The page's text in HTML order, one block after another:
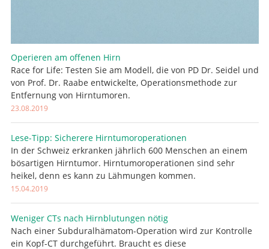
Operieren am offenen Hirn
Race for Life: Testen Sie am Modell, die von PD Dr. Seidel und
von Prof. Dr. Raabe entwickelte, Operationsmethode zur
Entfernung von Hirntumoren.
23.08.2019
Lese-Tipp: Sicherere Hirntumoroperationen
In der Schweiz erkranken jährlich 600 Menschen an einem
bösartigen Hirntumor. Hirntumoroperationen sind sehr
heikel, denn es kann zu Lähmungen kommen.
15.04.2019
Weniger CTs nach Hirnblutungen nötig
Nach einer Subduralhämatom-Operation wird zur Kontrolle
ein Kopf-CT durchgeführt. Braucht es diese